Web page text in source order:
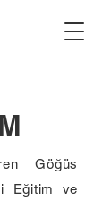
Göğüs
Eğitim ve